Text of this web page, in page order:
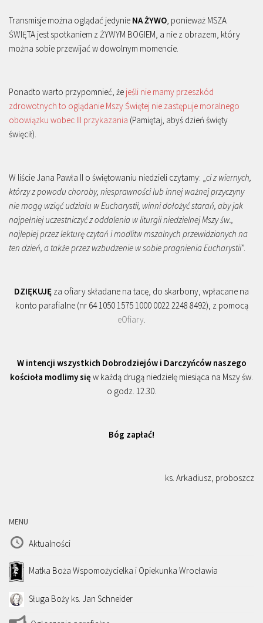
Transmisje można oglądać jedynie NA ŻYWO , ponieważ MSZA
ŚWIĘTA jest spotkaniem z ŻYWYM BOGIEM, a nie z obrazem, który
można sobie przewijać w dowolnym momencie.
Ponadto warto przypomnieć, że jeśli nie mamy przeszkód
zdrowotnych to oglądanie Mszy Świętej nie zastępuje moralnego
obowiązku wobec III przykazania (Pamiętaj, abyś dzień święty
święcił).
W liście Jana Pawła II o świętowaniu niedzieli czytamy: „ ci z wiernych,
którzy z powodu choroby, niesprawności lub innej ważnej przyczyny
nie mogą wziąć udziału w Eucharystii, winni dołożyć starań, aby jak
najpełniej uczestniczyć z oddalenia w liturgii niedzielnej Mszy św.,
najlepiej przez lekturę czytań i modlitw mszalnych przewidzianych na
ten dzień, a także przez wzbudzenie w sobie pragnienia Eucharystii”.
DZIĘKUJĘ za ofiary składane na tacę, do skarbony, wpłacane na
konto parafialne (nr 64 1050 1575 1000 0022 2248 8492), z pomocą
eOfiary
W intencji wszystkich Dobrodziejów i Darczyńców naszego
kościoła modlimy się w każdą drugą niedzielę miesiąca na Mszy św.
o godz. 12.30.
Bóg zapłać!
ks. Arkadiusz, proboszcz
MENU
Aktualności
Matka Boża Wspomożycielka i Opiekunka Wrocławia
Sługa Boży ks. Jan Schneider